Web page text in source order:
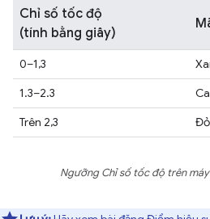
Chỉ số tốc độ
(tính bằng giây)
0–1,3
1.3–2.3
Trên 2,3
Ngưỡng Chỉ số tốc độ trên